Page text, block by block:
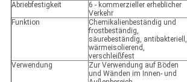
Abriebfestigkeit
6 - kommerzieller erheblicher
Verkehr
Funktion
Chemikalienbeständig und
frostbeständig,
säurebeständig, antibakteriell,
wärmeisolierend,
verschleißfest
Verwendung
Zur Verwendung auf Böden
und Wänden im Innen- und